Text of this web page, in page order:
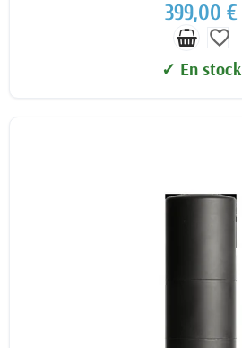
399,00 €
favorite_border
✓ En stock